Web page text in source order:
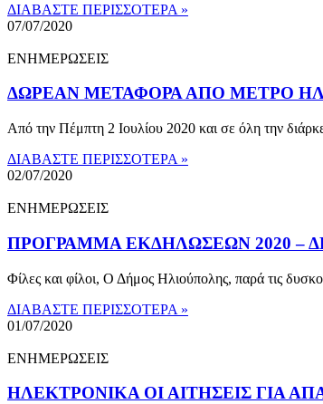
ΔΙΑΒΑΣΤΕ ΠΕΡΙΣΣΟΤΕΡΑ »
07/07/2020
ΕΝΗΜΕΡΩΣΕΙΣ
ΔΩΡΕΑΝ ΜΕΤΑΦΟΡΑ ΑΠΟ ΜΕΤΡΟ
Από την Πέμπτη 2 Ιουλίου 2020 και σε όλη την
ΔΙΑΒΑΣΤΕ ΠΕΡΙΣΣΟΤΕΡΑ »
02/07/2020
ΕΝΗΜΕΡΩΣΕΙΣ
ΠΡΟΓΡΑΜΜΑ ΕΚΔΗΛΩΣΕΩΝ 2020 –
Φίλες και φίλοι, Ο Δήμος Ηλιούπολης, παρά τις
ΔΙΑΒΑΣΤΕ ΠΕΡΙΣΣΟΤΕΡΑ »
01/07/2020
ΕΝΗΜΕΡΩΣΕΙΣ
ΗΛΕΚΤΡΟΝΙΚΑ ΟΙ ΑΙΤΗΣΕΙΣ ΓΙΑ